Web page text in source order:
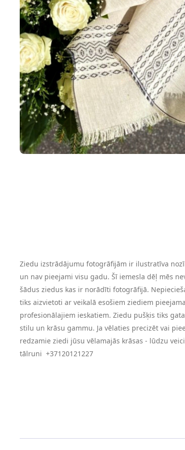
Ziedu izstrādājumu fotogrāfijām ir ilustratīva
un nav pieejami visu gadu. Šī iemesla dēļ mēs
šādus ziedus kas ir norādīti fotogrāfijā.
tiks aizvietoti ar veikalā esošiem ziediem
profesionālajiem ieskatiem. Ziedu pušķis tiks
stilu un krāsu gammu. Ja vēlaties precizēt vai
redzamie ziedi jūsu vēlamajās krāsas - lūdzu
tālruni +37120121227